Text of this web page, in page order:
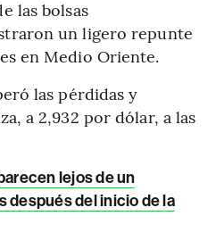
las bolsas
un ligero repunte
en Medio Oriente.
las pérdidas y
a 2,932 por dólar, a las
lejos de un
después del inicio de la